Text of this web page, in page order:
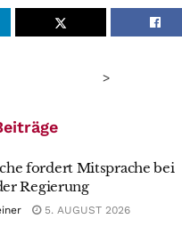
>
fordert Mitsprache bei
Regierung
5. AUGUST 2026